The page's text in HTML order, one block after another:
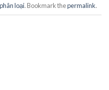
loại. Bookmark thepermalink.